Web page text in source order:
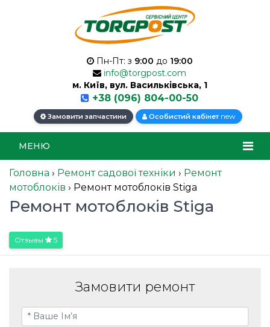
Пн-Пт: з 9:00 до 19:00
info@torgpost.com
м. Київ, вул. Васильківська, 1
+38 (096) 804-00-50
Замовити запчастини Особистий кабінет new
МЕНЮ
Головна › Ремонт садової техніки › Ремонт
мотоблоків › Ремонт мотоблоків Stiga
Ремонт мотоблоків Stiga
Отзывы 5
Замовити ремонт